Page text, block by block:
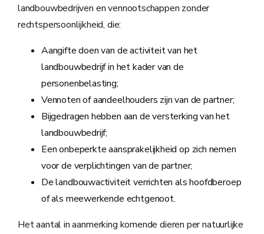
landbouwbedrijven en vennootschappen zonder
rechtspersoonlijkheid, die:
Aangifte doen van de activiteit van het
landbouwbedrijf in het kader van de
personenbelasting;
Vennoten of aandeelhouders zijn van de partner;
Bijgedragen hebben aan de versterking van het
landbouwbedrijf;
Een onbeperkte aansprakelijkheid op zich nemen
voor de verplichtingen van de partner;
De landbouwactiviteit verrichten als hoofdberoep
of als meewerkende echtgenoot.
Het aantal in aanmerking komende dieren per natuurlijke